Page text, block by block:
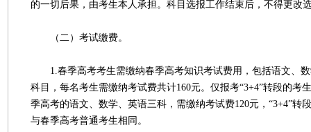
的一切后果，由考生本人承担。科目选报工作结束后，不得更改
（二）考试缴费。
1.春季高考考生需缴纳春季高考知识考试费用，包括语文、数
科目，每名考生需缴纳考试费共计160元。仅报考“3+4”转段的考
季高考的语文、数学、英语三科，需缴纳考试费120元，“3+4”转
与春季高考普通考生相同。